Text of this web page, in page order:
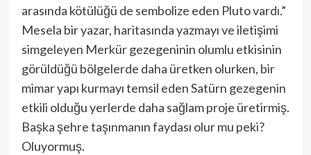
arasında kötülüğü de sembolize eden Pluto vardı.”
Mesela bir yazar, haritasında yazmayı ve iletişimi
simgeleyen Merkür gezegeninin olumlu etkisinin
görüldüğü bölgelerde daha üretken olurken, bir
mimar yapı kurmayı temsil eden Satürn gezegenin
etkili olduğu yerlerde daha sağlam proje üretirmiş.
Başka şehre taşınmanın faydası olur mu peki?
Oluyormuş.